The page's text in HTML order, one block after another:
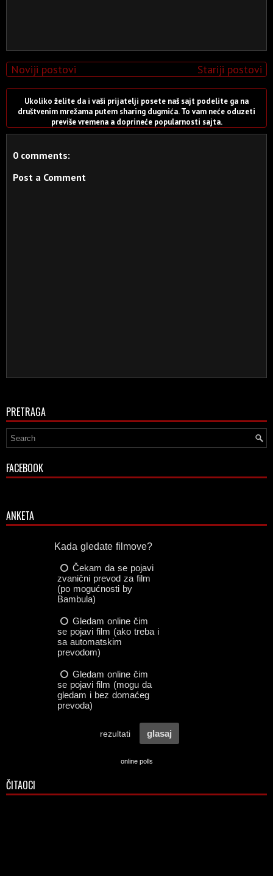
Noviji postovi Stariji postovi
Ukoliko želite da i vaši prijatelji posete naš sajt podelite ga na
društvenim mrežama putem sharing dugmića. To vam neće oduzeti
previše vremena a doprineće popularnosti sajta.
0 comments:
Post a Comment
PRETRAGA
FACEBOOK
ANKETA
online polls
ČITAOCI